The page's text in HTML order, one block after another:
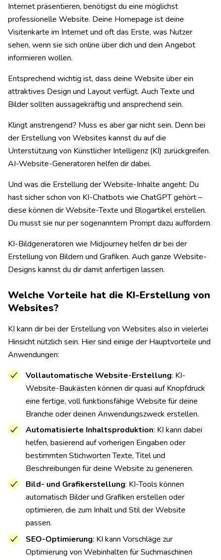
Internet präsentieren, benötigst du eine möglichst
professionelle Website. Deine Homepage ist deine
Visitenkarte im Internet und oft das Erste, was Nutzer
sehen, wenn sie sich online über dich und dein Angebot
informieren wollen.
Entsprechend wichtig ist, dass deine Website über ein
attraktives Design und Layout verfügt. Auch Texte und
Bilder sollten aussagekräftig und ansprechend sein.
Klingt anstrengend? Muss es aber gar nicht sein. Denn bei
der Erstellung von Websites kannst du auf die
Unterstützung von Künstlicher Intelligenz (KI) zurückgreifen.
AI-Website-Generatoren helfen dir dabei.
Und was die Erstellung der Website-Inhalte angeht: Du
hast sicher schon von KI-Chatbots wie ChatGPT gehört –
diese können dir Website-Texte und Blogartikel erstellen.
Du musst sie nur per sogenanntem Prompt dazu auffordern.
KI-Bildgeneratoren wie Midjourney helfen dir bei der
Erstellung von Bildern und Grafiken. Auch ganze Website-
Designs kannst du dir damit anfertigen lassen.
Welche Vorteile hat die KI-Erstellung von
Websites?
KI kann dir bei der Erstellung von Websites also in vielerlei
Hinsicht nützlich sein. Hier sind einige der Hauptvorteile und
Anwendungen:
Vollautomatische Website-Erstellung: KI-
Website-Baukästen können dir quasi auf Knopfdruck
eine fertige, voll funktionsfähige Website für deine
Branche oder deinen Anwendungszweck erstellen.
Automatisierte Inhaltsproduktion: KI kann dabei
helfen, basierend auf vorherigen Eingaben oder
bestimmten Stichworten Texte, Titel und
Beschreibungen für deine Website zu generieren.
Bild- und Grafikerstellung: KI-Tools können
automatisch Bilder und Grafiken erstellen oder
optimieren, die zum Inhalt und Stil der Website
passen.
SEO-Optimierung: KI kann Vorschläge zur
Optimierung von Webinhalten für Suchmaschinen